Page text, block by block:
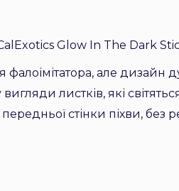
Glow In The Dark
але дизайн
листків, які
передньої стінки піхви,